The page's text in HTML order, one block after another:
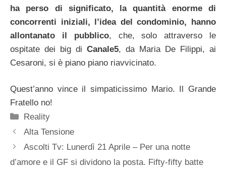
ha perso di significato, la quantità enorme di
concorrenti iniziali, l’idea del condominio, hanno
allontanato il pubblico, che, solo attraverso le
ospitate dei big di Canale5, da Maria De Filippi, ai
Cesaroni, si è piano piano riavvicinato.
Quest’anno vince il simpaticissimo Mario. Il Grande
Fratello no!
Categorie
Reality
Alta Tensione
Ascolti Tv: Lunerdì 21 Aprile – Per una notte
d’amore e il GF si dividono la posta. Fifty-fifty batte